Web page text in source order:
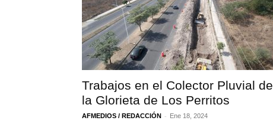
Trabajos en el Colector Pluvial de
la Glorieta de Los Perritos
AFMEDIOS / REDACCIÓN - Ene 18, 2024